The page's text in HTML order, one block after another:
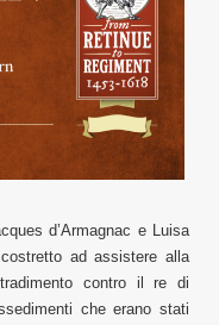
d’Armagnac e Luisa
ad assistere alla
contro il re di
che erano stati